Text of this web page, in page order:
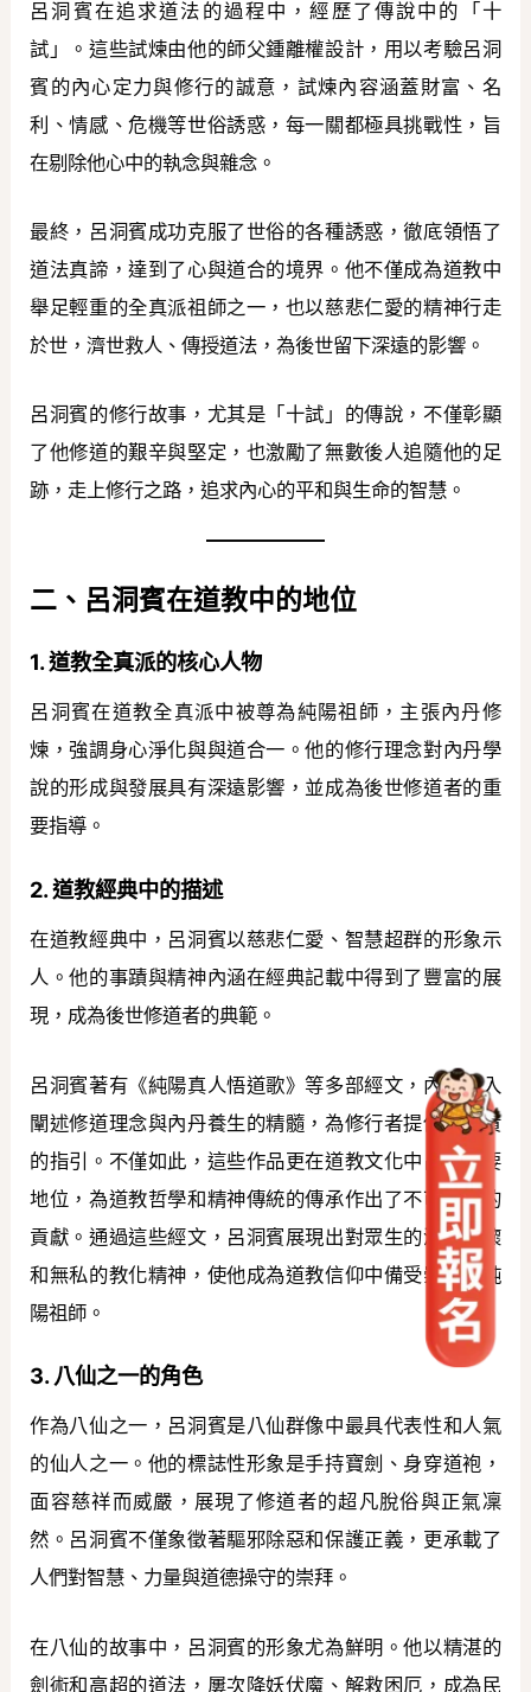
呂洞賓在追求道法的過程中，經歷了傳說中的「十
試」。這些試煉由他的師父鍾離權設計，用以考驗呂洞
賓的內心定力與修行的誠意，試煉內容涵蓋財富、名
利、情感、危機等世俗誘惑，每一關都極具挑戰性，旨
在剔除他心中的執念與雜念。
最終，呂洞賓成功克服了世俗的各種誘惑，徹底領悟了
道法真諦，達到了心與道合的境界。他不僅成為道教中
舉足輕重的全真派祖師之一，也以慈悲仁愛的精神行走
於世，濟世救人、傳授道法，為後世留下深遠的影響。
呂洞賓的修行故事，尤其是「十試」的傳說，不僅彰顯
了他修道的艱辛與堅定，也激勵了無數後人追隨他的足
跡，走上修行之路，追求內心的平和與生命的智慧。
二、呂洞賓在道教中的地位
1. 道教全真派的核心人物
呂洞賓在道教全真派中被尊為純陽祖師，主張內丹修
煉，強調身心淨化與與道合一。他的修行理念對內丹學
說的形成與發展具有深遠影響，並成為後世修道者的重
要指導。
2. 道教經典中的描述
在道教經典中，呂洞賓以慈悲仁愛、智慧超群的形象示
人。他的事蹟與精神內涵在經典記載中得到了豐富的展
現，成為後世修道者的典範。
呂洞賓著有《純陽真人悟道歌》等多部經文，內容深入
闡述修道理念與內丹養生的精髓，為修行者提供了珍貴
的指引。不僅如此，這些作品更在道教文化中占有重要
地位，為道教哲學和精神傳統的傳承作出了不可磨滅的
貢獻。通過這些經文，呂洞賓展現出對眾生的深切關懷
和無私的教化精神，使他成為道教信仰中備受崇敬的純
陽祖師。
3. 八仙之一的角色
作為八仙之一，呂洞賓是八仙群像中最具代表性和人氣
的仙人之一。他的標誌性形象是手持寶劍、身穿道袍，
面容慈祥而威嚴，展現了修道者的超凡脫俗與正氣凜
然。呂洞賓不僅象徵著驅邪除惡和保護正義，更承載了
人們對智慧、力量與道德操守的崇拜。
在八仙的故事中，呂洞賓的形象尤為鮮明。他以精湛的
劍術和高超的道法，屢次降妖伏魔、解救困厄，成為民